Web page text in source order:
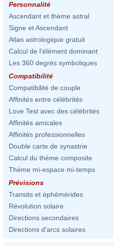
Personnalité
Ascendant et thème astral
Signe et Ascendant
Atlas astrologique gratuit
Calcul de l'élément dominant
Les 360 degrés symboliques
Compatibilité
Compatibilité de couple
Affinités entre célébrités
Love Test avec des célébrités
Affinités amicales
Affinités professionnelles
Double carte de synastrie
Calcul du thème composite
Thème mi-espace mi-temps
Prévisions
Transits et éphémérides
Révolution solaire
Directions secondaires
Directions d'arcs solaires